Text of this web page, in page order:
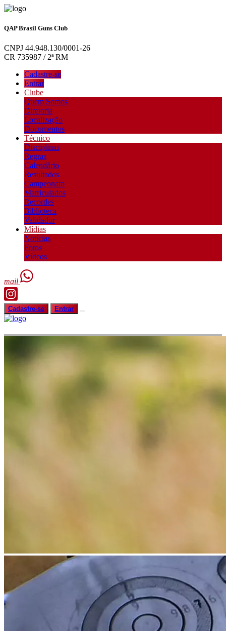
QAP Brasil Guns Club
CNPJ 44.948.130/0001-26
CR 735987 / 2ª RM
Cadastre-se
Entrar
Clube
Quem Somos
Diretoria
Localização
Documentos
Técnico
Disciplinas
Regras
Calendário
Resultados
Campeonato
Matriculados
Recordes
Biblioteca
Validador
Mídias
Notícias
Fotos
Vídeos
mail
Cadastre-se Entrar